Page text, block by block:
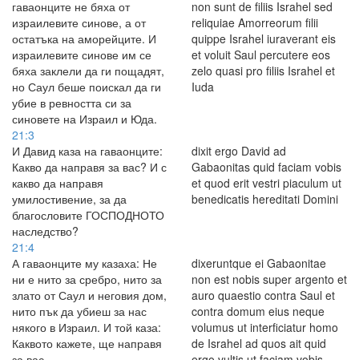
гаваонците не бяха от
израилевите синове, а от
остатъка на аморейците. И
израилевите синове им се
бяха заклели да ги пощадят,
но Саул беше поискал да ги
убие в ревността си за
синовете на Израил и Юда.
non sunt de filiis Israhel sed
reliquiae Amorreorum filii
quippe Israhel iuraverant eis
et voluit Saul percutere eos
zelo quasi pro filiis Israhel et
Iuda
21:3
И Давид каза на гаваонците:
Какво да направя за вас? И с
какво да направя
умилостивение, за да
благословите ГОСПОДНОТО
наследство?
dixit ergo David ad
Gabaonitas quid faciam vobis
et quod erit vestri piaculum ut
benedicatis hereditati Domini
21:4
А гаваонците му казаха: Не
ни е нито за сребро, нито за
злато от Саул и неговия дом,
нито пък да убиеш за нас
някого в Израил. И той каза:
Каквото кажете, ще направя
dixeruntque ei Gabaonitae
non est nobis super argento et
auro quaestio contra Saul et
contra domum eius neque
volumus ut interficiatur homo
de Israhel ad quos ait quid